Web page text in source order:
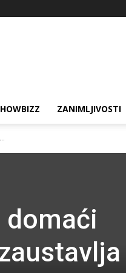
ZANIMLJIVOSTI
domaći